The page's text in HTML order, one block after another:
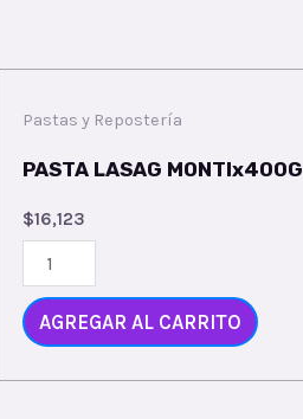
Pastas y Repostería
PASTA LASAG MONTIx400G
$16,123
AGREGAR AL CARRITO